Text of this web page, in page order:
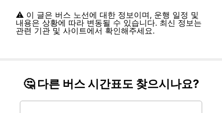
⚠️ 이 글은 버스 노선에 대한 정보이며, 운행 일정 및
내용은 상황에 따라 변동될 수 있습니다. 최신 정보는
관련 기관 및 사이트에서 확인해주세요.
🤔 다른 버스 시간표도 찾으시나요?